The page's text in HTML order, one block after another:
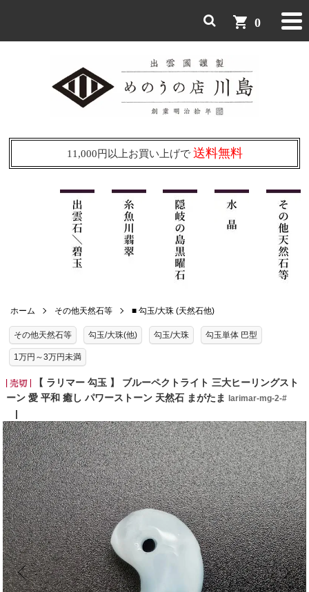
shopping_cart 0
11,000円以上お買い上げで 送料無料
ホーム その他天然石等 ■ 勾玉/大珠 (天然石他)
その他天然石等 勾玉/大珠(他) 勾玉/大珠 勾玉単体 巴型
1万円～3万円未満
【 ラリマー 勾玉 】 ブルーペクトライト 三大ヒーリングスト
ーン 愛 平和 癒し パワーストーン 天然石 まがたま
larimar-mg-2-#